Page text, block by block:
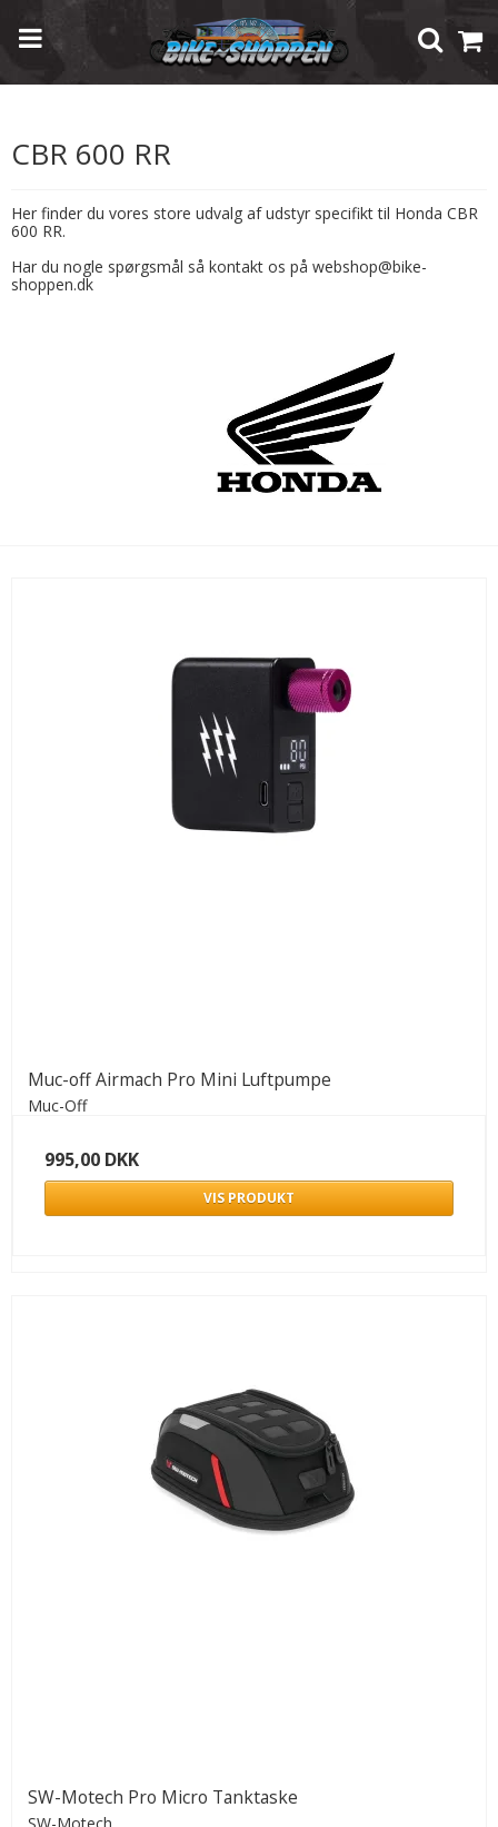
CBR 600 RR
Her finder du vores store udvalg af udstyr specifikt til Honda CBR
600 RR.
Har du nogle spørgsmål så kontakt os på webshop@bike-
shoppen.dk
Muc-off Airmach Pro Mini Luftpumpe
Muc-Off
995,00 DKK
VIS PRODUKT
SW-Motech Pro Micro Tanktaske